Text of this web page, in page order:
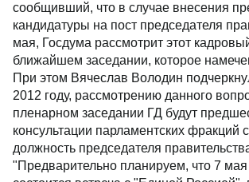
сообщивший, что в случае внесения
кандидатуры на пост председателя
мая, Госдума рассмотрит этот
ближайшем заседании, которое
При этом Вячеслав Володин
2012 году, рассмотрению данного
пленарном заседании ГД будут
консультации парламентских фракций
должность председателя
"Предварительно планируем, что 7